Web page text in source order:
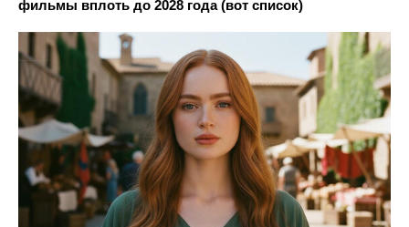
фильмы вплоть до 2028 года (вот список)